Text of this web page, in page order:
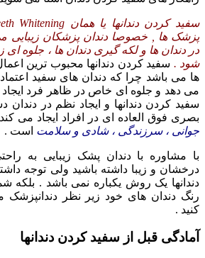
پزشک ها , خصوصا دندان پزشکان زیبایی
در دندان ها و لکه گیری دندان ها ، جلوه ای
شود . سفید کردن دندانها محبوب ترین
ها می باشد چرا که دندان های سفید
می دهد و جلوه ای خاص در ظاهر فرد ایجاد
سفید کردن دندانها و ایجاد نظم در دندان
بصری فوق العاده ای در افراد ایجاد می
جوانی ، سرزندگی ، شادی و سلامت است .
با مشاوره با دندان پشک زیبایی به
درخشان و زیبا داشته باشید ولی توجه
دندانها یک روش یکباره نمی باشد . بلکه
رنگ دندان های خود زیر نظر دندانپزشک
کنید .
آمادگی قبل از سفید کردن دندانها